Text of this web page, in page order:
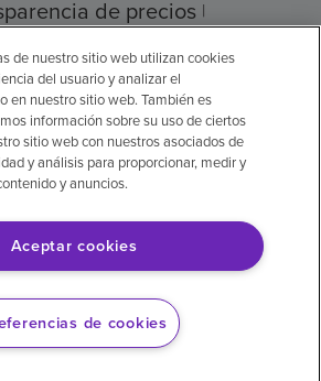
de precios
para pagar su factura
Health Corporation
Preferencias de cookies
con la ayuda de
(IA). La versión en inglés
de nuestro sitio web utilizan cookies
del usuario y analizar el
en nuestro sitio web. También es
información sobre su uso de ciertos
sitio web con nuestros asociados de
y análisis para proporcionar, medir y
y anuncios.
Aceptar cookies
de cookies